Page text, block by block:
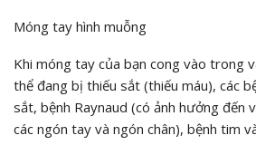
Móng tay hình muỗng
Khi móng tay của bạn cong vào trong
thể đang bị thiếu sắt (thiếu máu), các
sắt, bệnh Raynaud (có ảnh hưởng đến
các ngón tay và ngón chân), bệnh tim